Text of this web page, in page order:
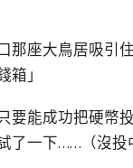
那座大鳥居吸
」
要能成功把硬幣
了一下……（沒投